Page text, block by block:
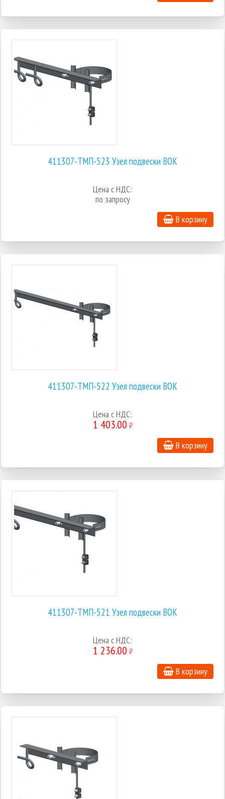
411307-ТМП-523 Узел подвески ВОК
Цена с НДС:
по запросу
В корзину
411307-ТМП-522 Узел подвески ВОК
Цена с НДС:
1 403.00 ₽
В корзину
411307-ТМП-521 Узел подвески ВОК
Цена с НДС:
1 236.00 ₽
В корзину